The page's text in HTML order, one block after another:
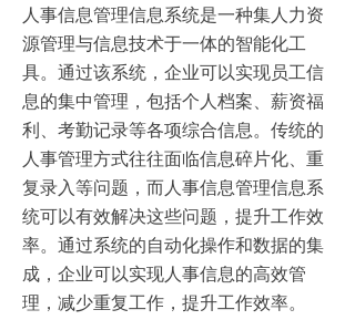
人事信息管理信息系统是一种集人力资
源管理与信息技术于一体的智能化工
具。通过该系统，企业可以实现员工信
息的集中管理，包括个人档案、薪资福
利、考勤记录等各项综合信息。传统的
人事管理方式往往面临信息碎片化、重
复录入等问题，而人事信息管理信息系
统可以有效解决这些问题，提升工作效
率。通过系统的自动化操作和数据的集
成，企业可以实现人事信息的高效管
理，减少重复工作，提升工作效率。